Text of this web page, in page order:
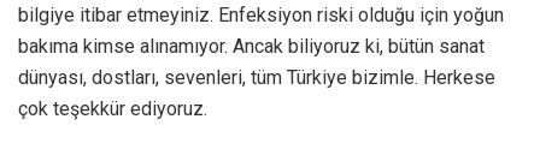
bilgiye itibar etmeyiniz. Enfeksiyon riski olduğu için yoğun
bakıma kimse alınamıyor. Ancak biliyoruz ki, bütün sanat
dünyası, dostları, sevenleri, tüm Türkiye bizimle. Herkese
çok teşekkür ediyoruz.